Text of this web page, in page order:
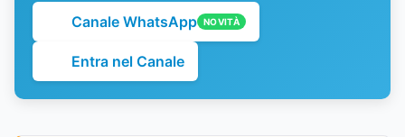
Canale WhatsApp NOVITÀ
Entra nel Canale